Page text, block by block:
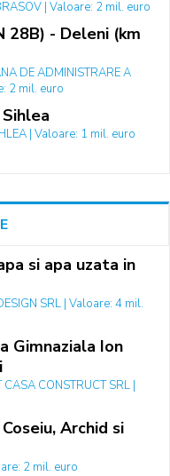
| Valoare: 2 mil. euro
28B) - Deleni (km
DE ADMINISTRARE A
2 mil. euro
| Valoare: 1 mil. euro
si apa uzata in
SRL | Valoare: 4 mil.
Gimnaziala Ion
CONSTRUCT SRL |
Archid si
2 mil. euro